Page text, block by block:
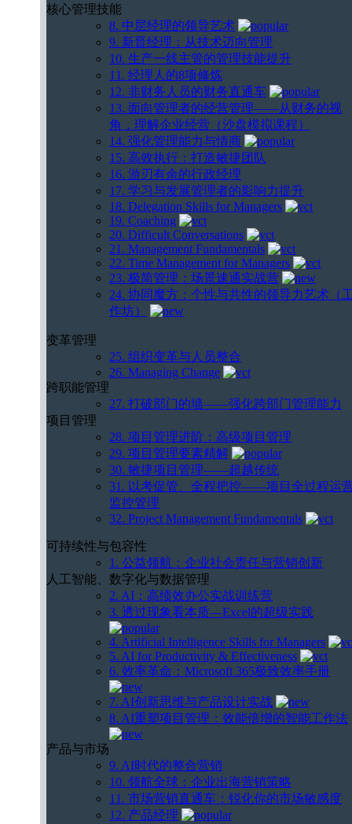
核心管理技能
8. 中层经理的领导艺术
9. 新晋经理：从技术迈向管理
10. 生产一线主管的管理技能提升
11. 经理人的8项修炼
12. 非财务人员的财务直通车
13. 面向管理者的经营管理——从财务的视
角，理解企业经营（沙盘模拟课程）
14. 强化管理能力与情商
15. 高效执行：打造敏捷团队
16. 游刃有余的行政经理
17. 学习与发展管理者的影响力提升
18. Delegation Skills for Managers
19. Coaching
20. Difficult Conversations
21. Management Fundamentals
22. Time Management for Managers
23. 极简管理：场景速通实战营
24. 协同魔方：个性与共性的领导力艺术（
作坊）
变革管理
25. 组织变革与人员整合
26. Managing Change
跨职能管理
27. 打破部门的墙——强化跨部门管理能力
项目管理
28. 项目管理进阶：高级项目管理
29. 项目管理要素精解
30. 敏捷项目管理——超越传统
31. 以考促管、全程把控——项目全过程运
监控管理
32. Project Management Fundamentals
可持续性与包容性
1. 公益领航：企业社会责任与营销创新
人工智能、数字化与数据管理
2. AI：高绩效办公实战训练营
3. 透过现象看本质—Excel的超级实践
4. Artificial Intelligence Skills for Managers
5. AI for Productivity & Effectiveness
6. 效率革命：Microsoft 365极致效率手册
7. AI创新思维与产品设计实战
8. AI重塑项目管理：效能倍增的智能工作法
产品与市场
9. AI时代的整合营销
10. 领航全球：企业出海营销策略
11. 市场营销直通车：锐化你的市场敏感度
12. 产品经理